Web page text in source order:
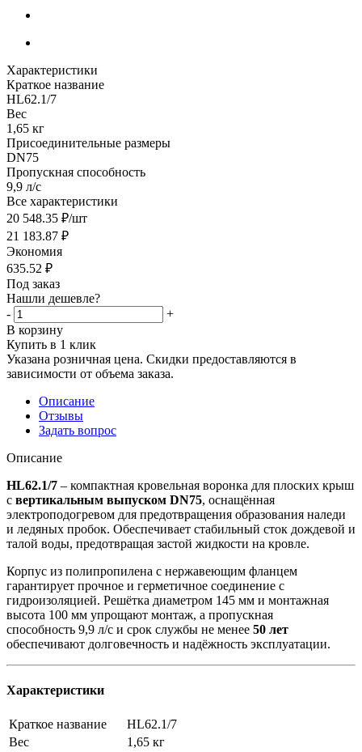
Характеристики
Краткое название
HL62.1/7
Вес
1,65 кг
Присоединительные размеры
DN75
Пропускная способность
9,9 л/с
Все характеристики
20 548.35 ₽/шт
21 183.87 ₽
Экономия
635.52 ₽
Под заказ
Нашли дешевле?
-
+
В корзину
Купить в 1 клик
Указана розничная цена. Скидки предоставляются в
зависимости от объема заказа.
Описание
Отзывы
Задать вопрос
Описание
HL62.1/7 – компактная кровельная воронка для плоских крыш
с вертикальным выпуском DN75, оснащённая
электроподогревом для предотвращения образования наледи
и ледяных пробок. Обеспечивает стабильный сток дождевой и
талой воды, предотвращая застой жидкости на кровле.
Корпус из полипропилена с нержавеющим фланцем
гарантирует прочное и герметичное соединение с
гидроизоляцией. Решётка диаметром 145 мм и монтажная
высота 100 мм упрощают монтаж, а пропускная
способность 9,9 л/с и срок службы не менее 50 лет
обеспечивают долговечность и надёжность эксплуатации.
Характеристики
Краткое название
HL62.1/7
Вес
1,65 кг